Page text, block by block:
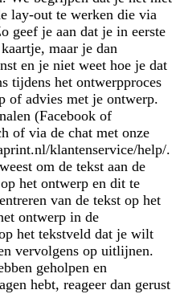
lay-out te werken die via
geef je aan dat je in eerste
maar je dan
en je niet weet hoe je dat
tijdens het ontwerpproces
of advies met je ontwerp.
(Facebook of
of via de chat met onze
klantenservice/help/.
om de tekst aan de
het ontwerp en dit te
van de tekst op het
ontwerp in de
het tekstveld dat je wilt
vervolgens op uitlijnen.
geholpen en
hebt, reageer dan gerust